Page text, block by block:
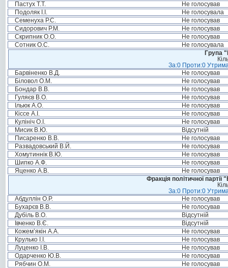
Пастух Т.Т.
Не голосував
Подоляк І.І.
Не голосувала
Семенуха Р.С.
Не голосував
Сидорович Р.М.
Не голосував
Скрипник О.О.
Не голосував
Сотник О.С.
Не голосувала
Група
За:0 Проти:0
Барвіненко В.Д.
Не голосував
Біловол О.М.
Не голосував
Бондар В.В.
Не голосував
Гуляєв В.О.
Не голосував
Ільюк А.О.
Не голосував
Кіссе А.І.
Не голосував
Кулініч О.І.
Не голосував
Мисик В.Ю.
Відсутній
Писаренко В.В.
Не голосував
Развадовський В.Й.
Не голосував
Хомутиннік В.Ю.
Не голосував
Шипко А.Ф.
Не голосував
Яценко А.В.
Не голосував
Фракція політичної
За:0 Проти:0
Абдуллін О.Р.
Не голосував
Бухарєв В.В.
Не голосував
Дубіль В.О.
Відсутній
Івченко В.Є.
Відсутній
Кожем’якін А.А.
Не голосував
Крулько І.І.
Не голосував
Луценко І.В.
Не голосував
Одарченко Ю.В.
Не голосував
Рябчин О.М.
Не голосував